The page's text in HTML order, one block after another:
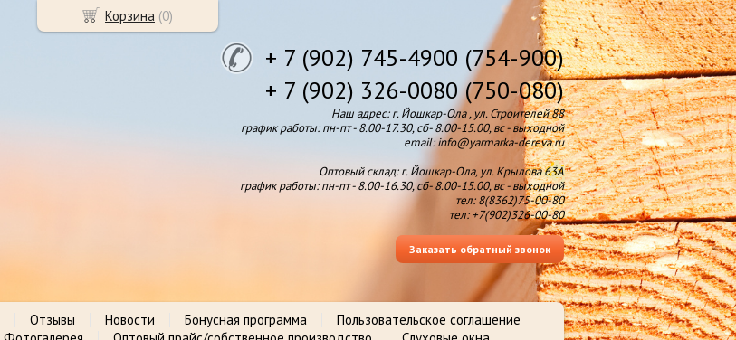
+ 7 (902) 745-4900 (754-900)
+ 7 (902) 326-0080 (750-080)
Наш адрес: г. Йошкар-Ола , ул. Строителей 88
график работы: пн-пт - 8.00-17.30, сб- 8.00-15.00, вс - выходной
email: info@yarmarka-dereva.ru
Оптовый склад: г. Йошкар-Ола, ул. Крылова 63А
график работы: пн-пт - 8.00-16.30, сб- 8.00-15.00, вс - выходной
тел: 8(8362)75-00-80
тел: +7(902)326-00-80
Заказать обратный звонок
Отзывы Новости Бонусная программа
Пользовательское соглашение
Корзина (0)